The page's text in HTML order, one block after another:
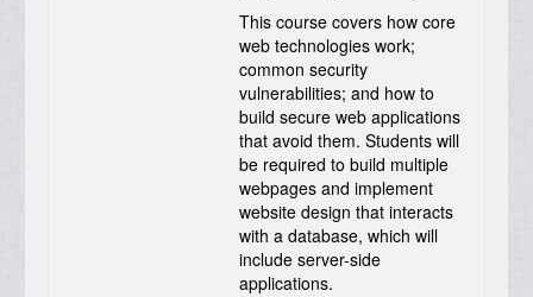
This course covers how core
web technologies work;
common security
vulnerabilities; and how to
build secure web applications
that avoid them. Students will
be required to build multiple
webpages and implement
website design that interacts
with a database, which will
include server-side
applications.